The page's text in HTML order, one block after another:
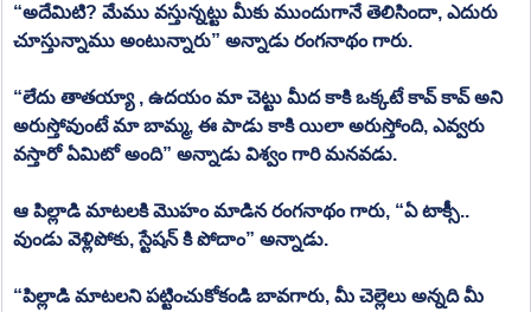
“అదేమిటి? మేము వస్తున్నట్టు మీకు ముందుగానే తెలిసిందా, ఎదురు
చూస్తున్నాము అంటున్నారు” అన్నాడు రంగనాథం గారు.
“లేదు తాతయ్యా , ఉదయం మా చెట్టు మీద కాకి ఒక్కటే కావ్ కావ్ అని
అరుస్తోవుంటే మా బామ్మ, ఈ పాడు కాకి యిలా అరుస్తోంది, ఎవ్వరు
వస్తారో ఏమిటో అంది” అన్నాడు విశ్వం గారి మనవడు.
ఆ పిల్లాడి మాటలకి మొహం మాడిన రంగనాథం గారు, “ఏ టాక్సీ..
వుండు వెళ్లిపోకు, స్టేషన్ కి పోదాం” అన్నాడు.
“పిల్లాడి మాటలని పట్టించుకోకండి బావగారు, మీ చెల్లెలు అన్నది మీ